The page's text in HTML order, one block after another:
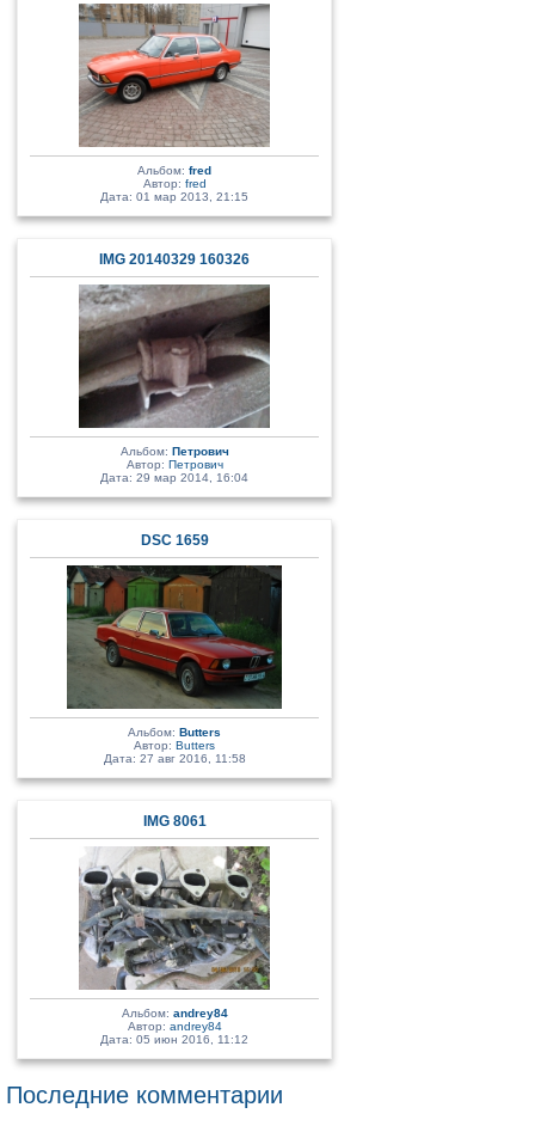
Альбом: fred
Автор: fred
Дата: 01 мар 2013, 21:15
IMG 20140329 160326
Альбом: Петрович
Автор: Петрович
Дата: 29 мар 2014, 16:04
DSC 1659
Альбом: Butters
Автор: Butters
Дата: 27 авг 2016, 11:58
IMG 8061
Альбом: andrey84
Автор: andrey84
Дата: 05 июн 2016, 11:12
Последние комментарии